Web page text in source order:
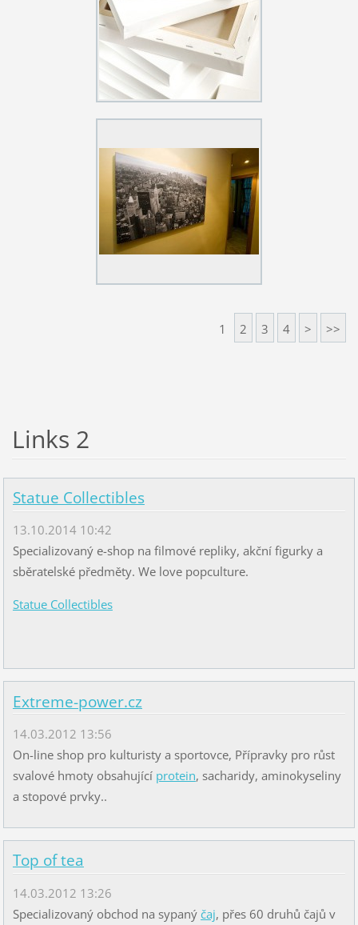
1 2 3 4 > >>
Links 2
Statue Collectibles
13.10.2014 10:42
Specializovaný e-shop na filmové repliky, akční figurky a
sběratelské předměty. We love popculture.
Statue Collectibles
Extreme-power.cz
14.03.2012 13:56
On-line shop pro kulturisty a sportovce, Přípravky pro růst
svalové hmoty obsahující protein, sacharidy, aminokyseliny
a stopové prvky..
Top of tea
14.03.2012 13:26
Specializovaný obchod na sypaný čaj, přes 60 druhů čajů v